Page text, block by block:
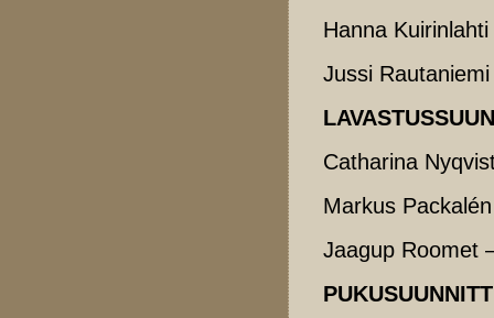
Hanna
Jussi
Catharina
Markus
Jaagup Roomet